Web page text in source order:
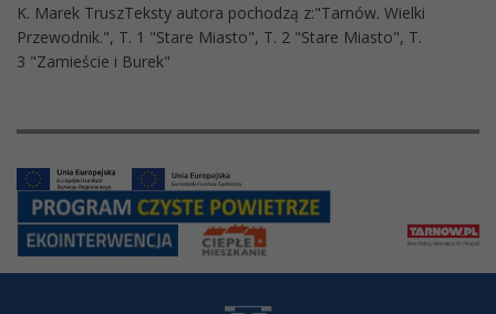
K. Marek TruszTeksty autora pochodzą z:"Tarnów. Wielki
Przewodnik.", T. 1 "Stare Miasto", T. 2 "Stare Miasto", T.
3 "Zamieście i Burek"